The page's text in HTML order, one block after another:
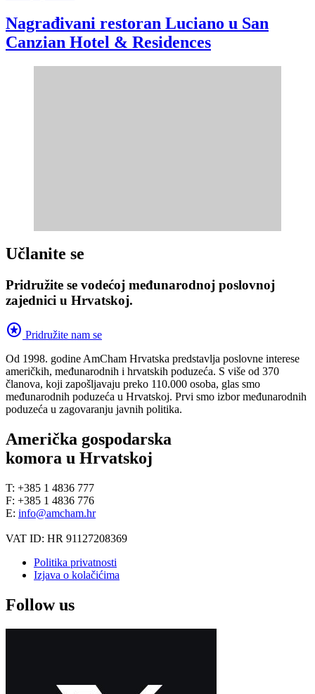
Nagrađivani restoran Luciano u San
Canzian Hotel & Residences
Učlanite se
Pridružite se vodećoj međunarodnoj poslovnoj
zajednici u Hrvatskoj.
stars Pridružite nam se
Od 1998. godine AmCham Hrvatska predstavlja poslovne interese
američkih, međunarodnih i hrvatskih poduzeća. S više od 370
članova, koji zapošljavaju preko 110.000 osoba, glas smo
međunarodnih poduzeća u Hrvatskoj. Prvi smo izbor međunarodnih
poduzeća u zagovaranju javnih politika.
Američka gospodarska
komora u Hrvatskoj
T: +385 1 4836 777
F: +385 1 4836 776
E: info@amcham.hr
VAT ID: HR 91127208369
Politika privatnosti
Izjava o kolačićima
Follow us